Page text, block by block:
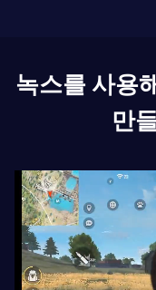
녹스를 사용
만